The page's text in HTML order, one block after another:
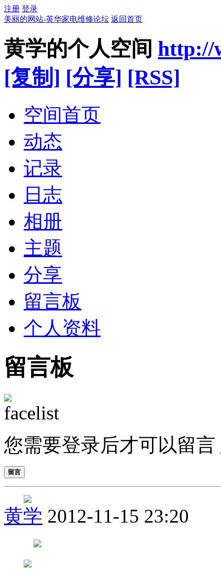
注册 登录
美丽的网站-英华家电维修论坛 返回首页
黄学的个人空间 http://
[复制] [分享] [RSS]
空间首页
动态
记录
日志
相册
主题
分享
留言板
个人资料
留言板
您需要登录后才可以留言
留言
黄学 2012-11-15 23:20